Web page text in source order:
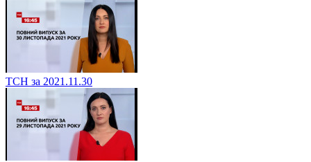
ТСН за 2021.11.30